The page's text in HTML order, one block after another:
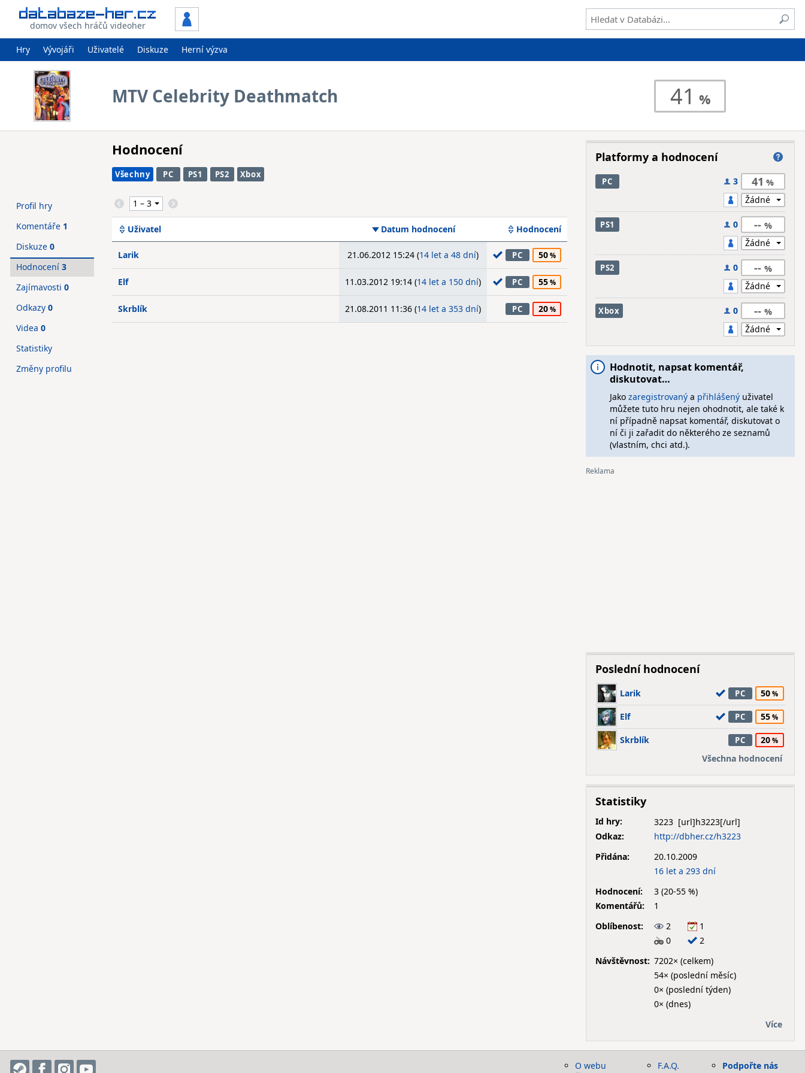
domov všech hráčů videoher
Hry Vývojáři Uživatelé Diskuze Herní výzva
MTV Celebrity Deathmatch 41
Hodnocení
Všechny PC PS1 PS2 Xbox
Uživatel Datum hodnocení Hodnocení
Larik 21.06.2012 15:24 (14 let a 48 dní) PC 50
Elf 11.03.2012 19:14 (14 let a 150 dní) PC 55
Skrblík 21.08.2011 11:36 (14 let a 353 dní) PC 20
Profil hry
Komentáře 1
Diskuze 0
Hodnocení 3
Zajímavosti 0
Odkazy 0
Videa 0
Statistiky
Změny profilu
Platformy a hodnocení
PC 3 41
PS1 0 --
PS2 0 --
Xbox 0 --
Hodnotit, napsat komentář,
diskutovat…
Jako zaregistrovanýa přihlášenýuživatel
můžete tuto hru nejen ohodnotit, ale také k
ní případně napsat komentář, diskutovat o
ní či ji zařadit do některého ze seznamů
(vlastním, chci atd.).
Poslední hodnocení
Larik PC 50
Elf PC 55
Skrblík PC
20
Všechna hodnocení
Statistiky
Id hry:
3223
Odkaz:
http://dbher.cz/h3223
Přidána:
20.10.2009
16 let a 293 dní
Hodnocení:
3 (20-55 %)
Komentářů:
1
Oblíbenost:
2
1
0
2
Návštěvnost: 7202× (celkem)
54× (poslední měsíc)
0× (poslední týden)
0× (dnes)
Více
O webu
F.A.Q.
Podpořte nás